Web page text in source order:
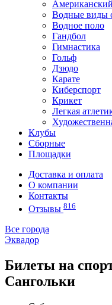
Водные виды
Водное поло
Гандбол
Гимнастика
Гольф
Дзюдо
Карате
Киберспорт
Крикет
Легкая
Клубы
Сборные
Площадки
Доставка и оплата
О компании
Контакты
Отзывы 816
Все города
Эквадор
Билеты на
Сангольки